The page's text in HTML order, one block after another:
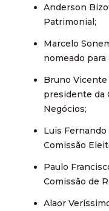
Anderson
Patrimonial;
Marcelo
nomeado
Bruno Vicente
presidente da
Negócios;
Luis
Comissão
Paulo
Comissão de
Alaor